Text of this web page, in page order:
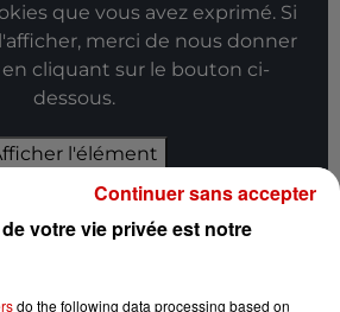
que vous avez exprimé. Si
merci de nous donner
cliquant sur le bouton ci-
dessous.
l'élément
Sèvres : le Citroën C15 a le
votre vie privée est notre
do the following data processing based on
Continuer sans accepter